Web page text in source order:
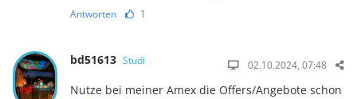
Antworten 1
bd51613 Studi 02.10.2024, 07:48
Nutze bei meiner Amex die Offers/Angebote schon